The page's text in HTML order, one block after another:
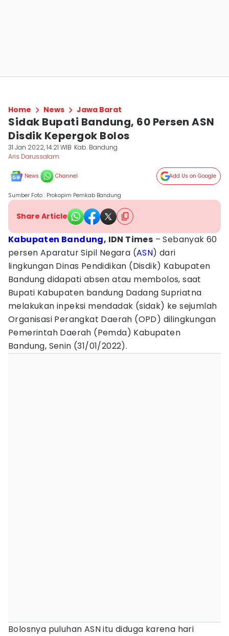
Home News Jawa Barat
Sidak Bupati Bandung, 60 Persen ASN
Disdik Kepergok Bolos
31 Jan 2022, 14:21 WIB Kab. Bandung
Aris Darussalam
News Channel Add Us on Google
Sumber Foto : Prokopim Pemkab Bandung
Share Article
Kabupaten Bandung, IDN Times – Sebanyak 60
persen Aparatur Sipil Negara (ASN) dari
lingkungan Dinas Pendidikan (Disdik) Kabupaten
Bandung didapati absen atau membolos, saat
Bupati Kabupaten bandung Dadang Supriatna
melakukan inpeksi mendadak (sidak) ke sejumlah
Organisasi Perangkat Daerah (OPD) dilingkungan
Pemerintah Daerah (Pemda) Kabupaten
Bandung, Senin (31/01/2022).
Bolosnya puluhan ASN itu diduga karena hari